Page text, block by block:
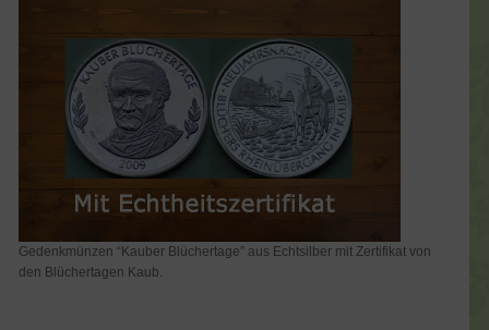
Gedenkmünzen “Kauber Blüchertage” aus Echtsilber mit Zertifikat von
den Blüchertagen Kaub.